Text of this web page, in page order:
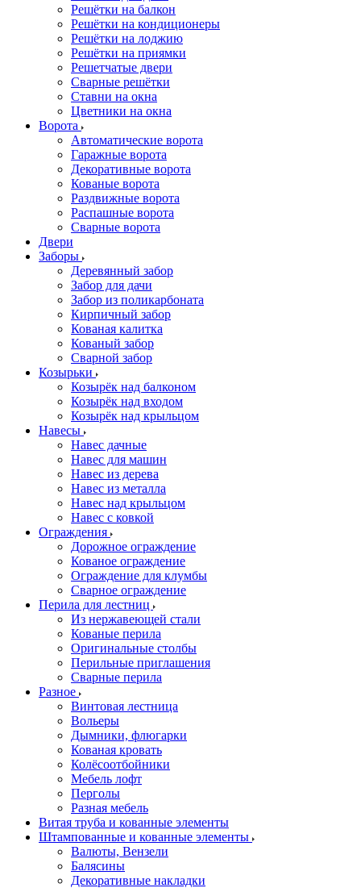
Решётки на балкон
Решётки на кондиционеры
Решётки на лоджию
Решётки на приямки
Решетчатые двери
Сварные решётки
Ставни на окна
Цветники на окна
Ворота
Автоматические ворота
Гаражные ворота
Декоративные ворота
Кованые ворота
Раздвижные ворота
Распашные ворота
Сварные ворота
Двери
Заборы
Деревянный забор
Забор для дачи
Забор из поликарбоната
Кирпичный забор
Кованая калитка
Кованый забор
Сварной забор
Козырьки
Козырёк над балконом
Козырёк над входом
Козырёк над крыльцом
Навесы
Навес дачные
Навес для машин
Навес из дерева
Навес из металла
Навес над крыльцом
Навес с ковкой
Ограждения
Дорожное ограждение
Кованое ограждение
Ограждение для клумбы
Сварное ограждение
Перила для лестниц
Из нержавеющей стали
Кованые перила
Оригинальные столбы
Перильные приглашения
Сварные перила
Разное
Винтовая лестница
Вольеры
Дымники, флюгарки
Кованая кровать
Колёсоотбойники
Мебель лофт
Перголы
Разная мебель
Витая труба и кованные элементы
Штампованные и кованные элементы
Валюты, Вензели
Балясины
Декоративные накладки